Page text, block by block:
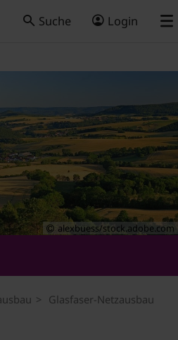
Suche Login
alexbuess/stock.adobe.com
Glasfaser-Netzausbau